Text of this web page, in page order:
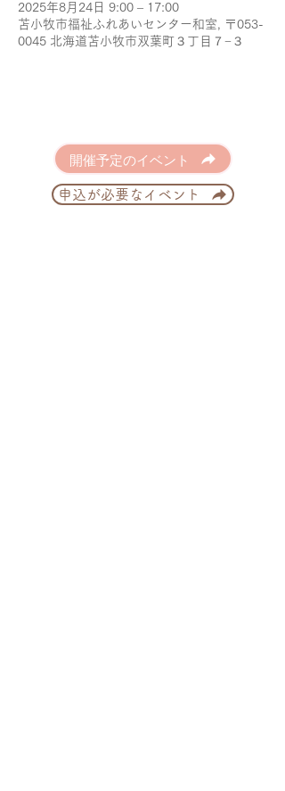
2025年8月24日 9:00 – 17:00
苫小牧市福祉ふれあいセンター和室, 〒053-
0045 北海道苫小牧市双葉町３丁目７−３
開催予定のイベント
申込が必要なイベント